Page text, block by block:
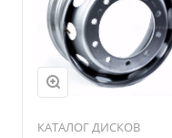
КАТАЛОГ ДИСКОВ